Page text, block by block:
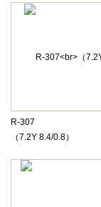
R-307
（7.2Y 8.4/0.8）